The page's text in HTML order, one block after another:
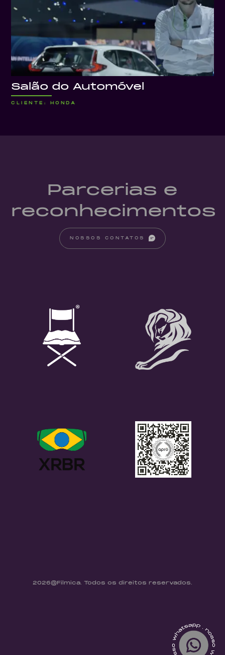
Salão do Automóvel
CLIENTE: HONDA
Parcerias e
reconhecimentos
NOSSOS CONTATOS
2026@Filmica. Todos os direitos reservados.